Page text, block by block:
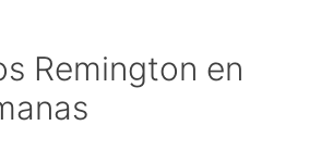
Remington en